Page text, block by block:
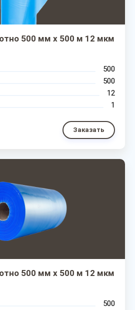
500 мм х 500 м 12 мкм
500
500
12
1
Заказать
500 мм х 500 м 12 мкм
500